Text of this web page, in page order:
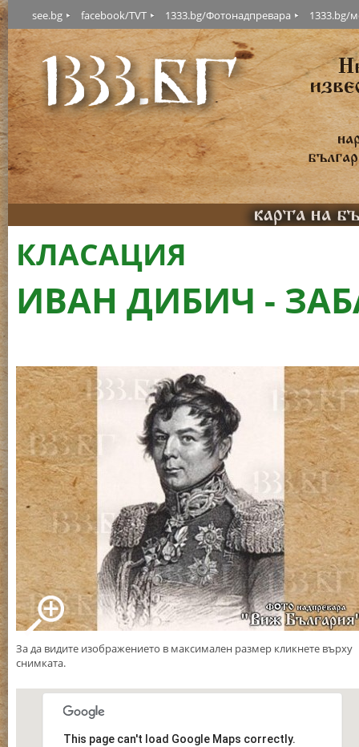
see.bg facebook/TVT 1333.bg/Фотонадпревара 1333.bg/
КЛАСАЦИЯ
ИВАН ДИБИЧ -
За да видите изображението в максимален размер кликнете върху
снимката.
This page can't load Google Maps correctly.